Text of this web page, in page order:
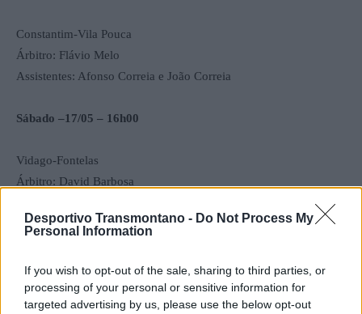
Desportivo Transmontano - Do Not Process My
Personal Information
If you wish to opt-out of the sale, sharing to third parties, or
processing of your personal or sensitive information for
targeted advertising by us, please use the below opt-out
Constantim-Vila Pouca
Árbitro: Flávio Melo
Assistentes: Afonso Correia e João Correia
Sábado –17/05 – 16h00
Vidago-Fontelas
Árbitro: David Barbosa
Árbitro: Joana Sequeira
Assistentes: Daniela Faceira e Diogo Pereira